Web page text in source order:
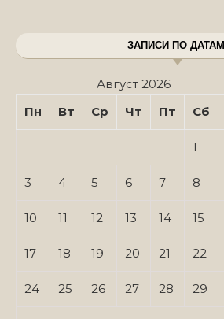
ЗАПИСИ ПО ДАТАМ
Август 2026
Пн
Вт Ср Чт Пт Сб
1
3 4 5 6 7 8
10 11 12 13 14 15
17 18 19 20 21 22
24 25 26 27 28 29